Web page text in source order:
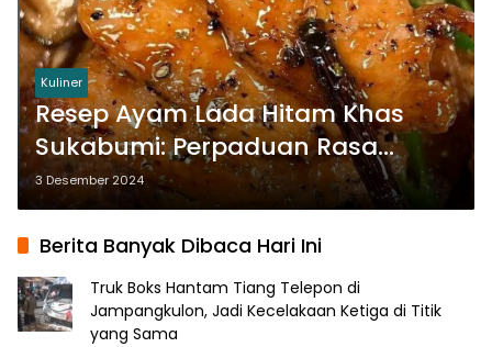
Kuliner
Resep Ayam Lada Hitam Khas
Sukabumi: Perpaduan Rasa
Pedas dan Gurih yang Menggoda
Selera
3 Desember 2024
Berita Banyak Dibaca Hari Ini
Truk Boks Hantam Tiang Telepon di
Jampangkulon, Jadi Kecelakaan Ketiga di Titik
yang Sama